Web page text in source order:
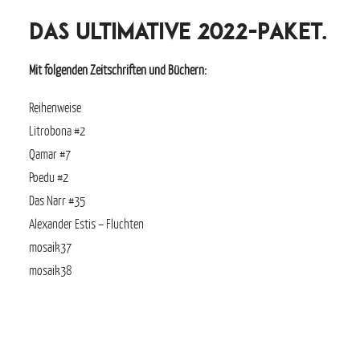
Das ultimative 2022-Paket.
Mit folgenden Zeitschriften und Büchern:
Reihenweise
Litrobona #2
Qamar #7
Poedu #2
Das Narr #35
Alexander Estis – Fluchten
mosaik37
mosaik38